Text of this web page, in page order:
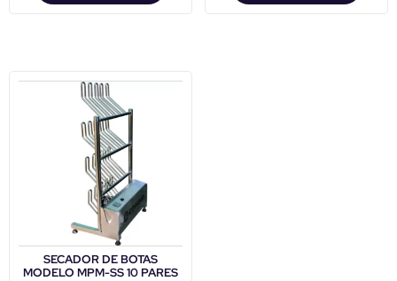
SECADOR DE BOTAS
MODELO MPM-SS 10 PARES